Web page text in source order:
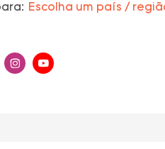
Escolha um país /